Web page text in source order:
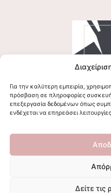
Για την καλύτερη εμπειρία,
πρόσβαση σε πληροφορίες
επεξεργασία δεδομένων όπως
ενδέχεται να επηρεάσει
Δείτε τις
Ακολουθήστε μας